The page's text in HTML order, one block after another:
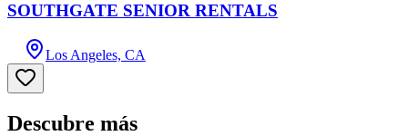
SOUTHGATE SENIOR RENTALS
Los Angeles, CA
Descubre más